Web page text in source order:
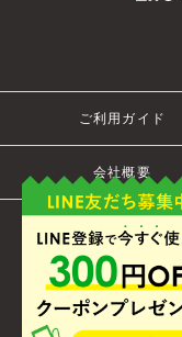
ご利用ガイド
会社概要